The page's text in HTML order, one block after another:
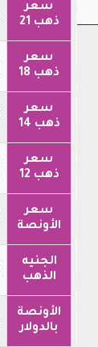
سعر
ذهب 21
سعر
ذهب 18
سعر
ذهب 14
سعر
ذهب 12
سعر
الأونصة
الجنيه
الذهب
الأونصة
بالدولار